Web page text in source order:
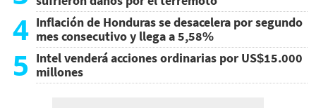
4 Inflación de Honduras se desacelera por segundo
mes consecutivo y llega a 5,58%
5 Intel venderá acciones ordinarias por US$15.000
millones